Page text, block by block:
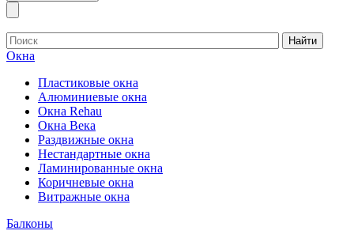
Найти
Окна
Пластиковые окна
Алюминиевые окна
Окна Rehau
Окна Века
Раздвижные окна
Нестандартные окна
Ламинированные окна
Коричневые окна
Витражные окна
Балконы